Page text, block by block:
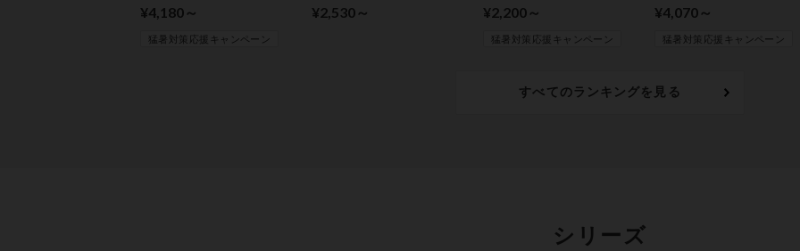
ハーフトップ
¥4,180～
猛暑対策応援キャンペーン
でズレにくい サニタリー
¥2,530～
デザイン【涼感】 ショー
¥2,200～
猛暑対策応援キャンペーン
ーフトップ
¥4,070～
猛暑対策応援キャンペーン
すべてのランキングを見る
シリーズ